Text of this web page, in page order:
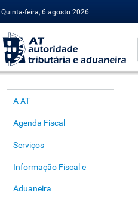
Quinta-feira, 6 agosto 2026
A AT
Agenda Fiscal
Serviços
Informação Fiscal e
Aduaneira